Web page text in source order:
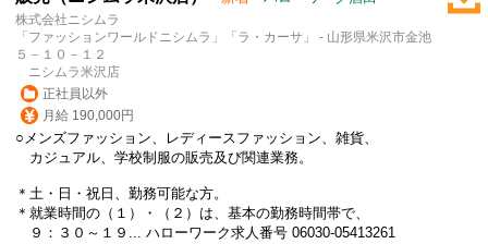
株式会社ニシムラ
「ファッションワールドニシムラ」「ラ・カーサ」 - 山形県米沢市金池
５－１０－１２
ニシムラ米沢店
正社員以外
月給 190,000円
○メンズファッション 、レディース ファッション 、雑貨、
カジュアル、学校制服の販売及び関連業務。
＊土・日・祝日、勤務可能な方。
＊就業時間の（１）・（２）は、基本の勤務時間帯で、
９：３０～１９... ハローワーク求人番号 06030-05413261